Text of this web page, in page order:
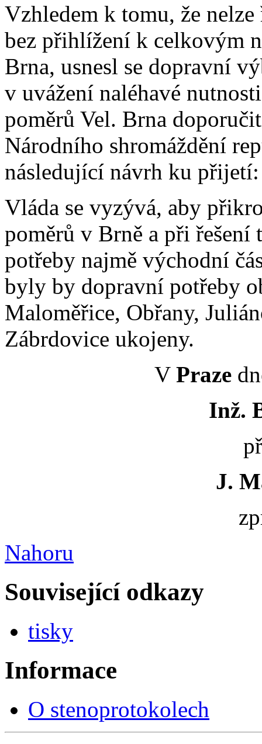
Vzhledem k tomu, že
bez přihlížení k celkovým
Brna, usnesl se dopravní
v uvážení naléhavé
poměrů Vel. Brna
Národního shromáždění
následující návrh ku přijetí:
Vláda se vyzývá, aby
poměrů v Brně a při
potřeby najmě východní
byly by dopravní potřeby
Maloměřice, Obřany,
Zábrdovice ukojeny.
V Praze
Inž.
J.
Nahoru
Související odkazy
tisky
Informace
O stenoprotokolech